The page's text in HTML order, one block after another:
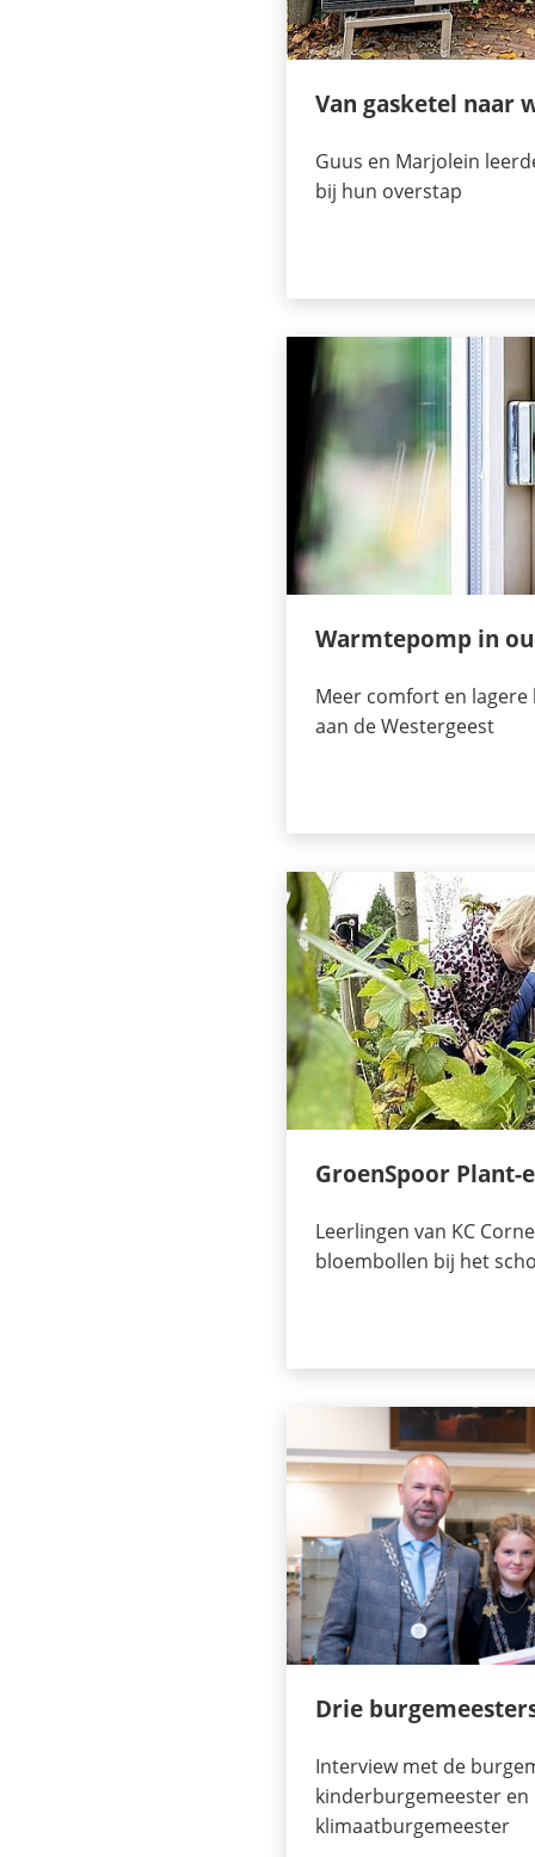
Van gasketel naar
Guus en Marjolein
bij hun overstap
Warmtepomp in
Meer comfort en
aan de Westergeest
GroenSpoor Plant-
Leerlingen van KC
bloembollen bij het
Drie
Interview met de
kinderburgemeester en
klimaatburgemeester